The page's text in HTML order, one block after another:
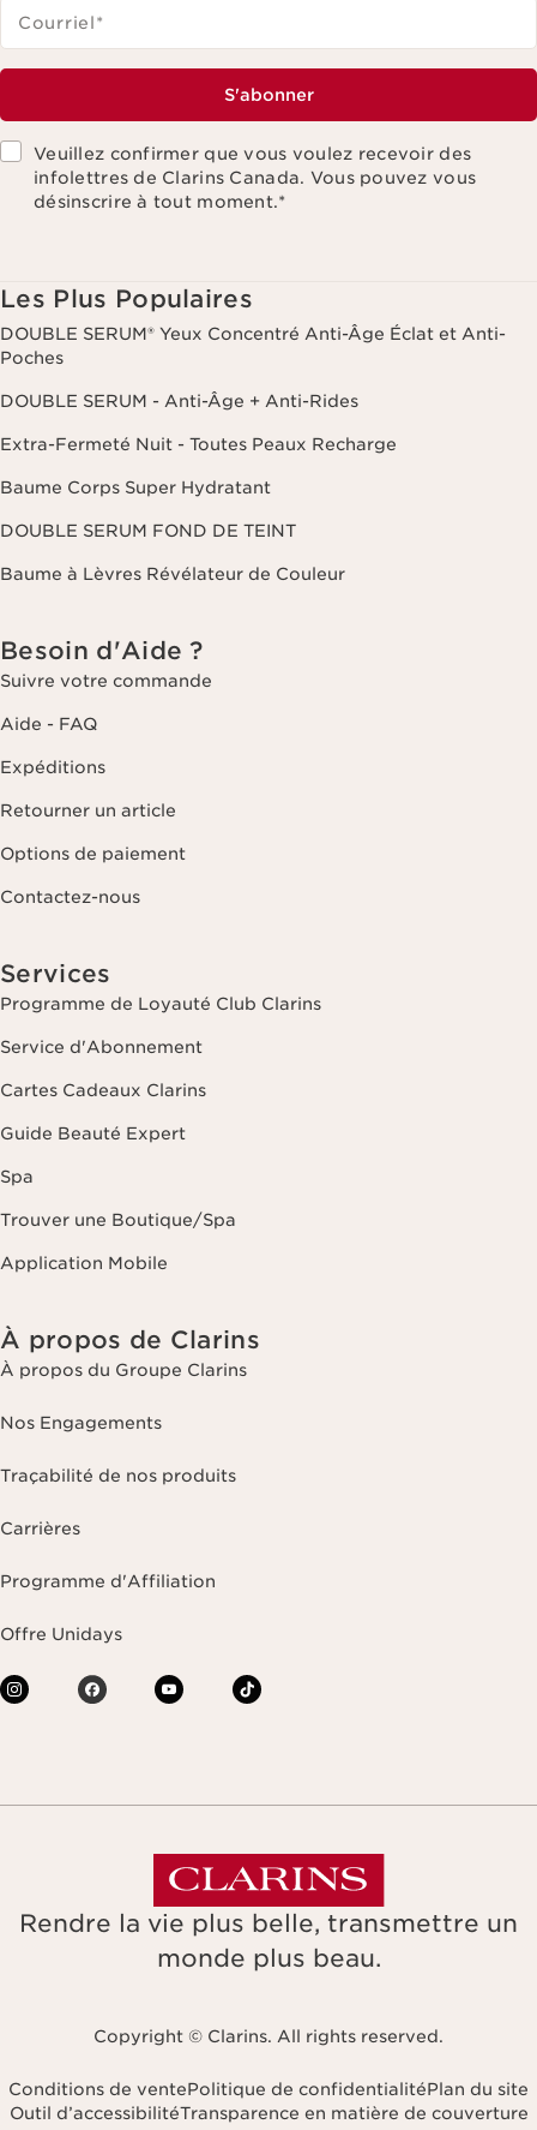
Courriel*
S'abonner
Veuillez confirmer que vous voulez recevoir des
infolettres de Clarins Canada. Vous pouvez vous
désinscrire à tout moment.*
Les Plus Populaires
DOUBLE SERUM® Yeux Concentré Anti-Âge Éclat et Anti-
Poches
DOUBLE SERUM - Anti-Âge + Anti-Rides
Extra-Fermeté Nuit - Toutes Peaux Recharge
Baume Corps Super Hydratant
DOUBLE SERUM FOND DE TEINT
Baume à Lèvres Révélateur de Couleur
Besoin d'Aide ?
Suivre votre commande
Aide - FAQ
Expéditions
Retourner un article
Options de paiement
Contactez-nous
Services
Programme de Loyauté Club Clarins
Service d'Abonnement
Cartes Cadeaux Clarins
Guide Beauté Expert
Spa
Trouver une Boutique/Spa
Application Mobile
À propos de Clarins
À propos du Groupe Clarins
Nos Engagements
Traçabilité de nos produits
Carrières
Programme d'Affiliation
Offre Unidays
Rendre la vie plus belle, transmettre un
monde plus beau.
Copyright © Clarins. All rights reserved.
Conditions de ventePolitique de confidentialitéPlan du site
Outil d’accessibilitéTransparence en matière de couverture